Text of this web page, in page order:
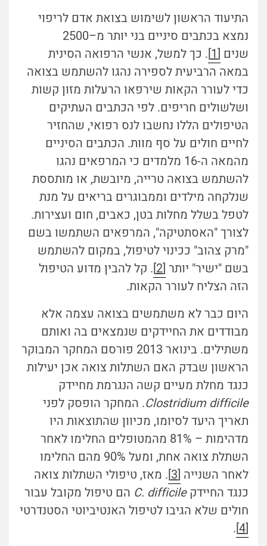
התיעוד הראשון לשימוש בצואת אדם לריפוי
נמצא בכתבים סיניים בני יותר מ–2500
שנים [1] . כך למשל, אנשי הרפואה הסינית
במאה הרביעית לספירה נהגו להשתמש בצואה
כדי לעורר הקאות שירפאו הרעלות מזון קשות
ושלשולים חריפים. לפי הכתבים העתיקים
הטיפולים הללו נחשבו לנס רפואי, שהחזיר
לחיים חולים על סף מוות. הכתבים הסיניים
מהמאה ה-16 מלמדים כי המרפאים נהגו
להשתמש בצואה טרייה, מיובשת, או מותססת
שנלקחה מילדים וממבוגרים בריאים על מנת
לטפל בשלל מחלות בטן, כאבים, חום ועצירות.
לצורך "האסתטיקה", המרפאים השתמשו בשם
"מרק צהוב" ככינוי לטיפול, במקום להשתמש
בשם "ישיר" יותר [2] . קל להבין מדוע הטיפול
הזה הצליח לעורר הקאות.
היום כבר לא משתמשים בצואה עצמה אלא
מבודדים את החיידקים שנמצאים בה ואותם
משתילים. בינואר 2013 פורסם המחקר המבוקר
הראשון שבדק האם השתלות צואה אכן יעילות
כנגד מחלת מעיים קשה הנגרמת מחיידק
Clostridium difficile. המחקר הופסק לפני
תאריך היעד לסיומו, מכיוון שהתוצאות היו
מדהימות – 81% מהמטופלים החלימו לאחר
השתלת צואה אחת, ומעל 90% מהם החלימו
לאחר השנייה [3] . מאז, טיפולי השתלות צואה
כנגד החיידקC. difficile הם טיפול מקובל עבור
חולים שלא הגיבו לטיפול האנטיביוטי הסטנדרטי
[4]
.